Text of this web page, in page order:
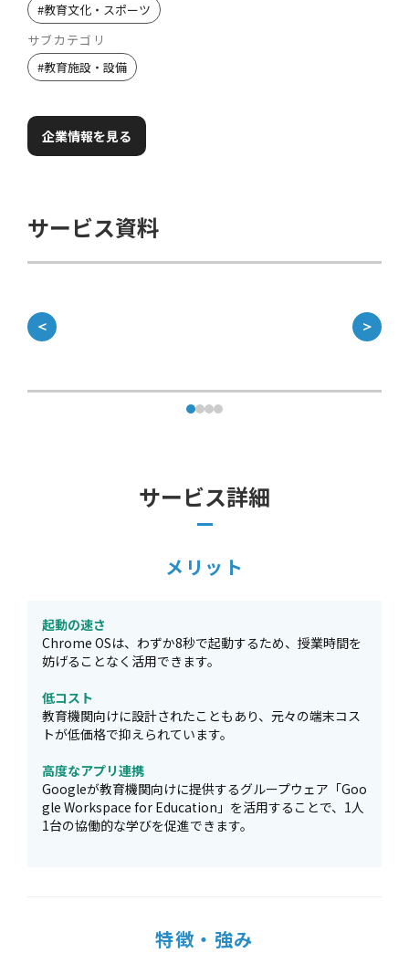
#教育文化・スポーツ
サブカテゴリ
#教育施設・設備
企業情報を見る
サービス資料
＜ ＞
サービス詳細
メリット
起動の速さ
Chrome OSは、わずか8秒で起動するため、授業時間を
妨げることなく活用できます。
低コスト
教育機関向けに設計されたこともあり、元々の端末コス
トが低価格で抑えられています。
高度なアプリ連携
Googleが教育機関向けに提供するグループウェア「Goo
gle Workspace for Education」を活用することで、1人
1台の協働的な学びを促進できます。
特徴・強み